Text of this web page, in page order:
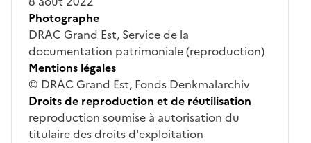
Photographe
DRAC Grand Est, Service de la
documentation patrimoniale (reproduction)
Mentions légales
© DRAC Grand Est, Fonds Denkmalarchiv
Droits de reproduction et de réutilisation
reproduction soumise à autorisation du
titulaire des droits d'exploitation